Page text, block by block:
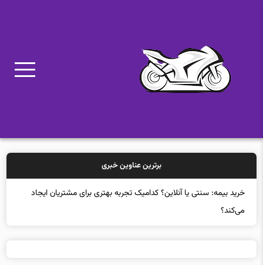
برترین عناوین خبری
خرید بیمه: سنتی یا آنلاین؟ کدامیک تجربه بهتری برای مشتریان ایجاد
می‌کند؟